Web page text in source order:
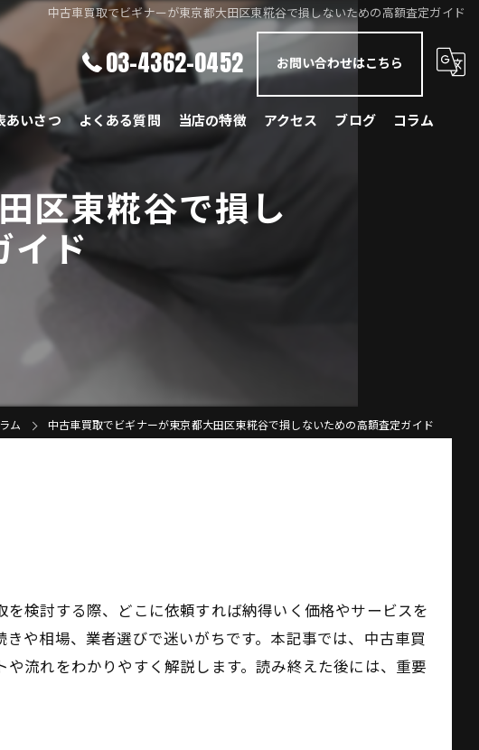
中古車買取でビギナーが東京都大田区東糀谷で損しないための高額査定ガイド
03-4362-0452 お問い合わせはこちら
あいさつ よくある質問 当店の特徴
BMW
アクセス ブログ コラム
区東糀谷で損し
イド
ム 中古車買取でビギナーが東京都大田区東糀谷で損しないための高額査定ガイド
検討する際、どこに依頼すれば納得いく価格やサービスを
や相場、業者選びで迷いがちです。本記事では、中古車買
流れをわかりやすく解説します。読み終えた後には、重要